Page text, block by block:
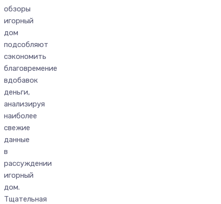
обзоры
игорный
дом
подсобляют
сэкономить
благовремение
вдобавок
деньги,
анализируя
наиболее
свежие
данные
в
рассуждении
игорный
дом.
Тщательная